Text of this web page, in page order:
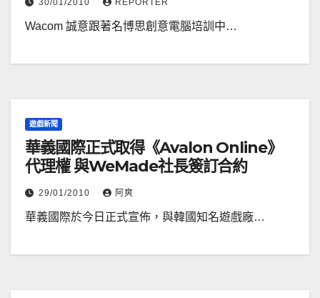
30/01/2010 REPORTER
Wacom 誠意跟著名博思創意電腦培訓中…
遊戲新聞
華義國際正式取得《Avalon Online》
代理權 與WeMade社長簽訂合約
29/01/2010 阿爽
華義國際於今日正式宣佈，與韓國知名遊戲廠…